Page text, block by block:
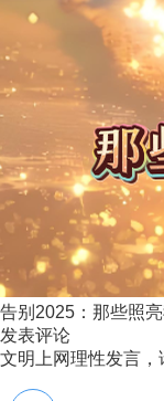
告别2025：那些照
发表评论
文明上网理性发言